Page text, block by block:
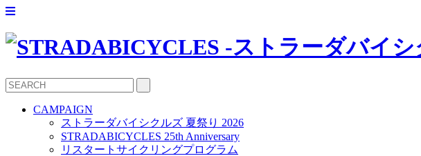
CAMPAIGN
ストラーダバイシクルズ 夏祭り 2026
STRADABICYCLES 25th Anniversary
リスタートサイクリングプログラム